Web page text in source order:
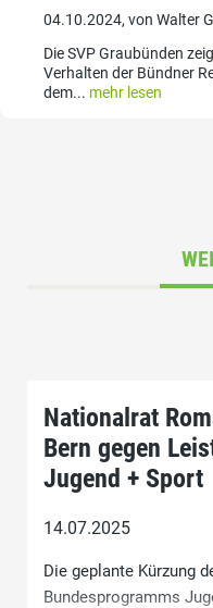
04.10.2024, von Walter
Die SVP Graubünden
Verhalten der Bündner
dem... mehr lesen
Nationalrat
Bern gegen
Jugend + Sport
14.07.2025
Die geplante Kürzung
Bundesprogramms